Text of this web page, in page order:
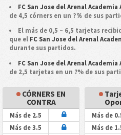
FC San Jose del Arenal
de 4,5 córners en un ?％ de sus
El más de 0,5 – 6,5 tarjetas
que el FC San Jose del Arenal
durante sus partidos.
FC San Jose del Arenal
de 2,5 tarjetas en un ?% de sus
CÓRNERS EN
CONTRA
Más de 2.5
Más de 3.5
Más de
Más de